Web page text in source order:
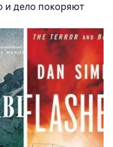
и дело покоряют